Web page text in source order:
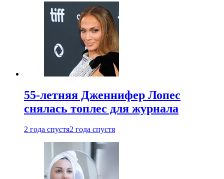
55-летняя Дженнифер Лопес
снялась топлес для журнала
2 года спустя2 года спустя